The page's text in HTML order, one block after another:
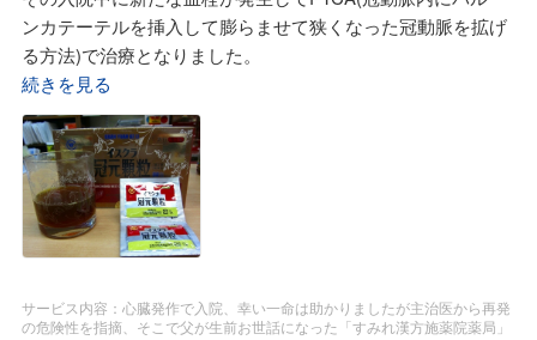
付けられるとか、思うだけでも怖いです。
毎回、主治医の先生が実施してくれる血液検査、結果を佐藤
先生に見て戴いて説明を受けます。
ありがたい事にeGFR（推算糸球体濾過量）と65あります
が、60以下にならないために最近ではスクアレン製剤を追加
して飲んでいます。
ンカテーテルを挿入して膨らませて狭くなった冠動脈を拡げ
る方法)で治療となりました。
入院中の事でよかったと思っていたら主治医より、これから
も血栓の出来るリスクは高いと宣告。
血栓を予防する薬の説明を受けましたが、思う以上に副作用
があるので心配でした。
そこで思いだしたのが父が生前、同じような病気で漢方薬を
だしてもらっていた、薬局の「すみれ漢方施薬院薬局」さ
ん。
として薬局を継承されていました。
続きを見る
サービス内容：心臓発作で入院、幸い一命は助かりましたが主治医から再発
の危険性を指摘、そこで父が生前お世話になった「すみれ漢方施薬院薬局」